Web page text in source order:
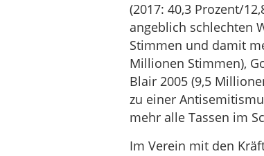
(2017: 40,3 Prozent/
angeblich schlechten
Stimmen und damit
Millionen Stimmen),
Blair 2005 (9,5
zu einer
mehr alle Tassen im
Im Verein mit den